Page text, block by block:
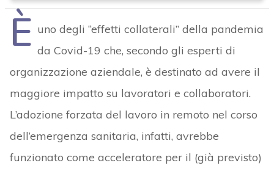
È uno degli “effetti collaterali” della pandemia
da Covid-19 che, secondo gli esperti di
organizzazione aziendale, è destinato ad avere il
maggiore impatto su lavoratori e collaboratori.
L’adozione forzata del lavoro in remoto nel corso
dell’emergenza sanitaria, infatti, avrebbe
funzionato come acceleratore per il (già previsto)